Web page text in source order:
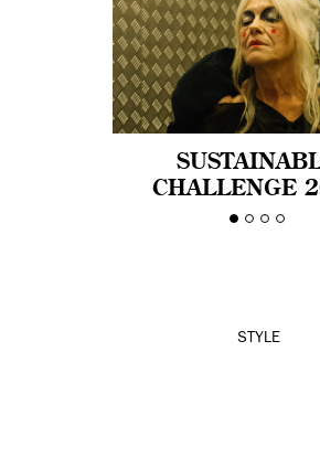
CHALLENGE
CELEBRA LA
STYLE